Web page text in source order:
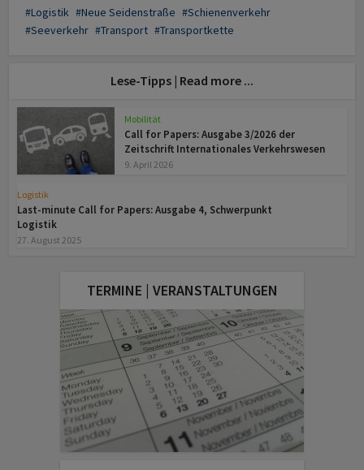
Logistik
Neue Seidenstraße
Schienenverkehr
Seeverkehr
Transport Transportkette
Lese-Tipps | Read more ...
Mobilität
Call for Papers: Ausgabe 3/2026 der
Zeitschrift Internationales Verkehrswesen
9. April 2026
Logistik
Last-minute Call for Papers: Ausgabe 4, Schwerpunkt
Logistik
27. August 2025
TERMINE | VERANSTALTUNGEN